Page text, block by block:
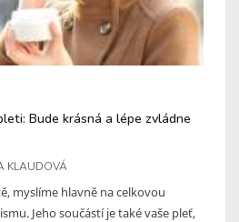
Bude krásná a lépe zvládne
KLAUDOVÁ
myslíme hlavně na celkovou
Jeho součástí je také vaše pleť,